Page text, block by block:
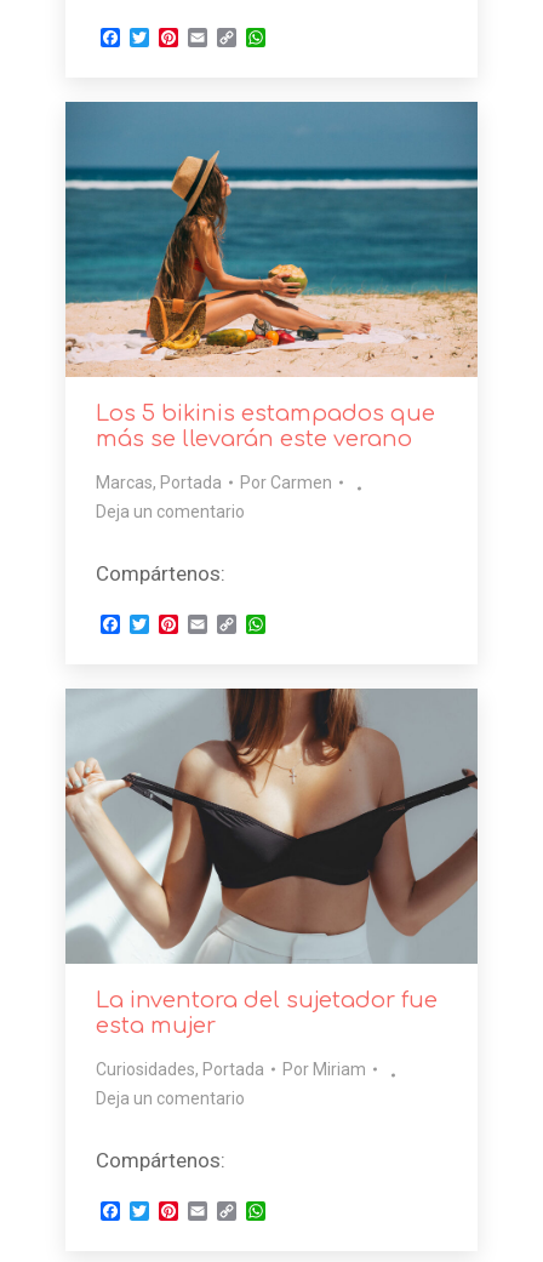
Facebook
TwitterPinterest
EmailCopyWhatsApp
Los 5 bikinis estampados que
más se llevarán este verano
Marcas, Portada Por Carmen
Deja un comentario
Compártenos:
Facebook
TwitterPinterest
EmailCopyWhatsApp
La inventora del sujetador fue
esta mujer
Curiosidades, Portada Por Miriam
Deja un comentario
Compártenos:
Facebook
TwitterPinterest
EmailCopyWhatsApp